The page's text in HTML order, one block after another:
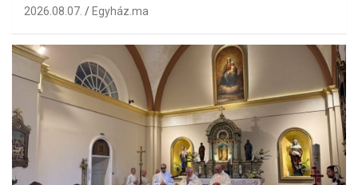
2026.08.07. Egyház.ma